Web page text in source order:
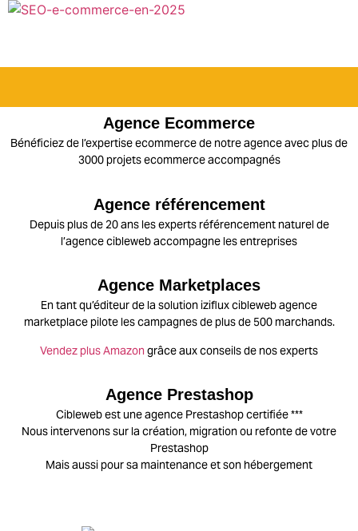
Agence Ecommerce
Bénéficiez de l’expertise ecommerce de notre agence avec plus de
3000 projets ecommerce accompagnés
Agence référencement
Depuis plus de 20 ans les experts référencement naturel de
l’agence cibleweb accompagne les entreprises
Agence Marketplaces
En tant qu’éditeur de la solution iziflux cibleweb agence
marketplace pilote les campagnes de plus de 500 marchands.
Vendez plus Amazon grâce aux conseils de nos experts
Agence Prestashop
Cibleweb est une agence Prestashop certifiée ***
Nous intervenons sur la création, migration ou refonte de votre
Prestashop
Mais aussi pour sa maintenance et son hébergement